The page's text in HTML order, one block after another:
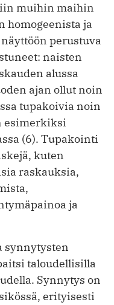
muihin maihin
homogeenista ja
perustuva
naisten
alussa
ajan ollut noin
tupakoivia noin
esimerkiksi
(6). Tupakointi
kuten
raskauksia,
ja
synnytysten
taloudellisilla
Synnytys on
erityisesti